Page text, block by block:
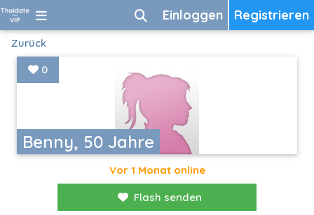
Registrieren
Einloggen
Zurück
Benny, 50 Jahre
0
Vor 1 Monat online
Flash senden